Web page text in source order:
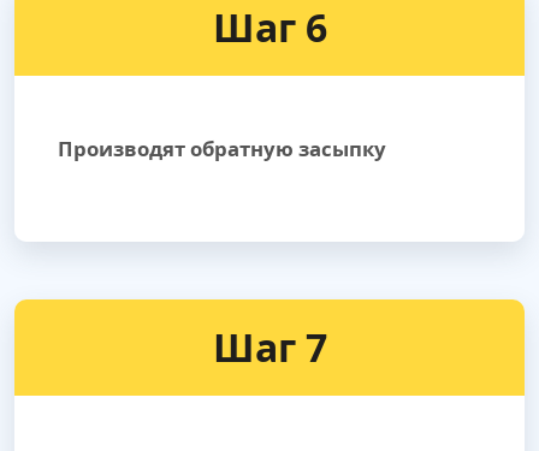
Шаг 6
Производят обратную засыпку
Шаг 7